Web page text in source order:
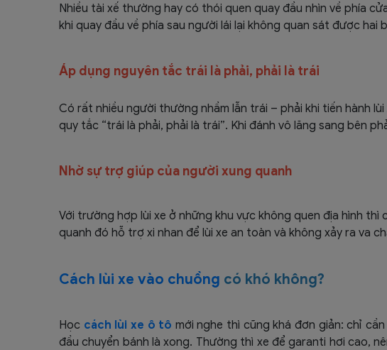
Nhiều tài xế thường hay có thói quen quay đầu nhìn về phía
khi quay đầu về phía sau người lái lại không quan sát được hai
Áp dụng nguyên tắc trái là phải, phải là trái
Có rất nhiều người thường nhầm lẫn trái – phải khi tiến hành
quy tắc “trái là phải, phải là trái”. Khi đánh vô lăng sang bên
Nhờ sự trợ giúp của người xung quanh
Với trường hợp lùi xe ở những khu vực không quen địa hình
quanh đó hỗ trợ xi nhan để lùi xe an toàn và không xảy ra va
Cách lùi xe vào chuồng có khó không?
Học cách lùi xe ô tô mới nghe thì cũng khá đơn giản: chỉ
đầu chuyển bánh là xong. Thường thì xe để garanti hơi cao,